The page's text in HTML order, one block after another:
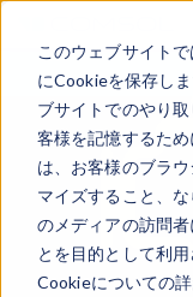
このウェブサイト
にCookieを保存し
ブサイトでのやり
客様を記憶するた
は、お客様のブラ
マイズすること、
のメディアの訪問
とを目的として利
Cookieについての